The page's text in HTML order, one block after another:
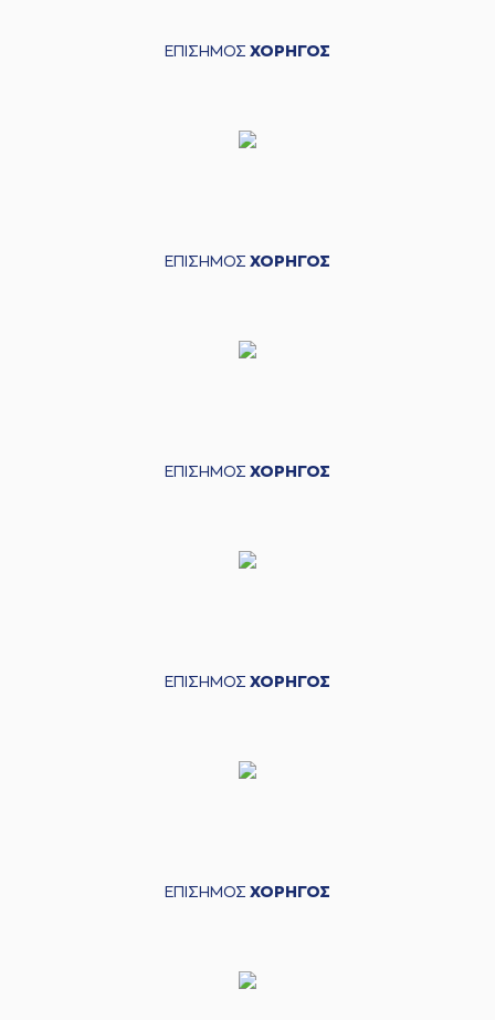
ΕΠΙΣΗΜΟΣ ΧΟΡΗΓΟΣ
ΕΠΙΣΗΜΟΣ ΧΟΡΗΓΟΣ
ΕΠΙΣΗΜΟΣ ΧΟΡΗΓΟΣ
ΕΠΙΣΗΜΟΣ ΧΟΡΗΓΟΣ
ΕΠΙΣΗΜΟΣ ΧΟΡΗΓΟΣ